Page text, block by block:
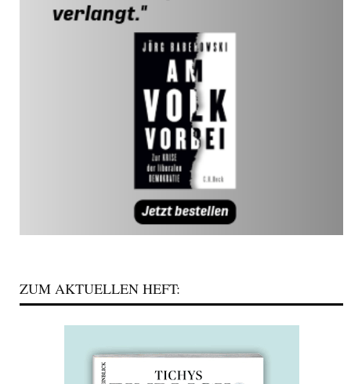
ZUM AKTUELLEN HEFT: